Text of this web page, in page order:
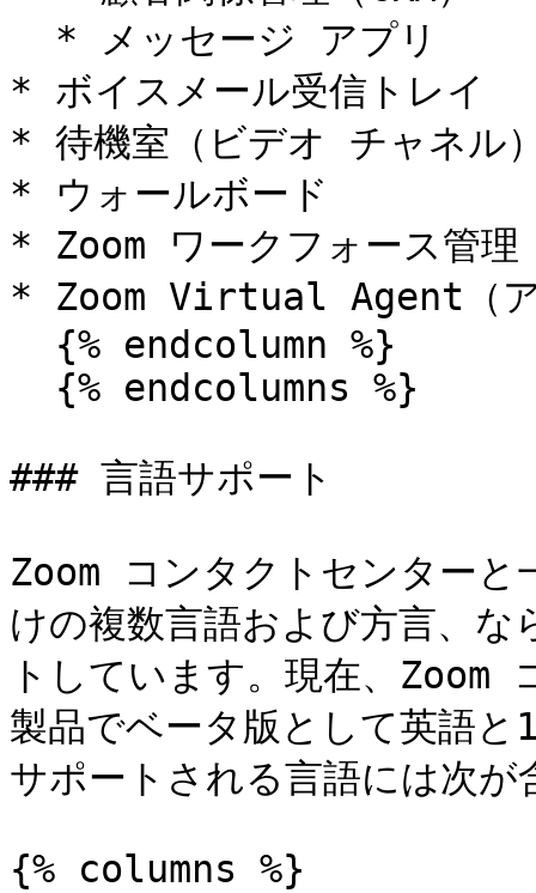
* ボイスメール受信トレイ
* 待機室（ビデオ チャネル
* ウォールボード
* Zoom ワークフォース管理
* Zoom Virtual Agent（ア
### 言語サポート
Zoom コンタクトセンターと
けの複数言語および方言、な
トしています。現在、Zoom
製品でベータ版として英語
サポートされる言語には次
{% columns %}